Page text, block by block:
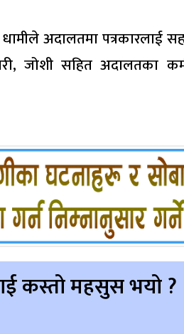
अदालतमा पत्रकारलाई
जोशी सहित अदालतका
कस्तो महसुस भयो ?